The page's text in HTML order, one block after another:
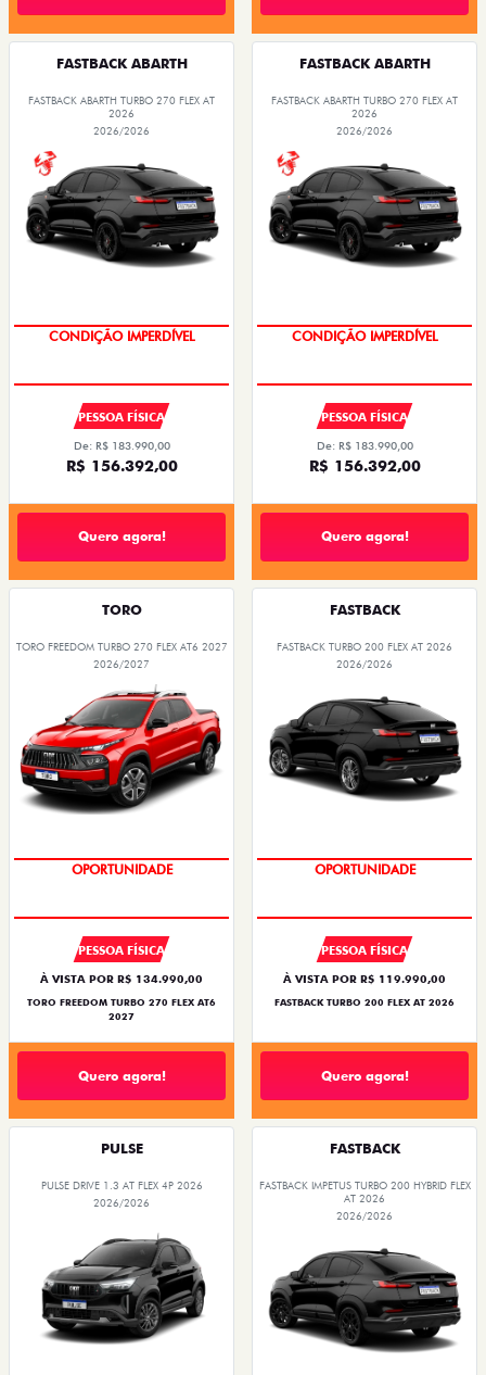
FASTBACK ABARTH
FASTBACK ABARTH TURBO 270 FLEX AT
2026
2026/2026
CONDIÇÃO IMPERDÍVEL
PESSOA FÍSICA
De: R$ 183.990,00
R$ 156.392,00
Quero agora!
FASTBACK ABARTH
FASTBACK ABARTH TURBO 270 FLEX AT
2026
2026/2026
CONDIÇÃO IMPERDÍVEL
PESSOA FÍSICA
De: R$ 183.990,00
R$ 156.392,00
Quero agora!
TORO
TORO FREEDOM TURBO 270 FLEX AT6 2027
2026/2027
OPORTUNIDADE
PESSOA FÍSICA
À VISTA POR R$ 134.990,00
TORO FREEDOM TURBO 270 FLEX AT6
2027
Quero agora!
FASTBACK
FASTBACK TURBO 200 FLEX AT 2026
2026/2026
OPORTUNIDADE
PESSOA FÍSICA
À VISTA POR R$ 119.990,00
FASTBACK TURBO 200 FLEX AT 2026
Quero agora!
PULSE
PULSE DRIVE 1.3 AT FLEX 4P 2026
2026/2026
FASTBACK
FASTBACK IMPETUS TURBO 200 HYBRID FLEX
AT 2026
2026/2026